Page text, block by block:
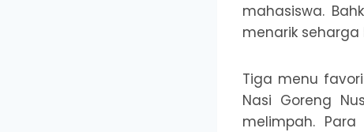
mahasiswa.
menarik seharga
Tiga menu
Nasi Goreng
melimpah.